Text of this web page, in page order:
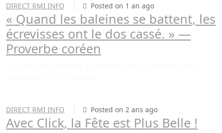
DIRECT RMI INFO Posted on 1 an ago
« Quand les baleines se battent, les
écrevisses ont le dos cassé. » —
Proverbe coréen
DIRECT RMI INFO Posted on 2 ans ago
Avec Click, la Fête est Plus Belle !